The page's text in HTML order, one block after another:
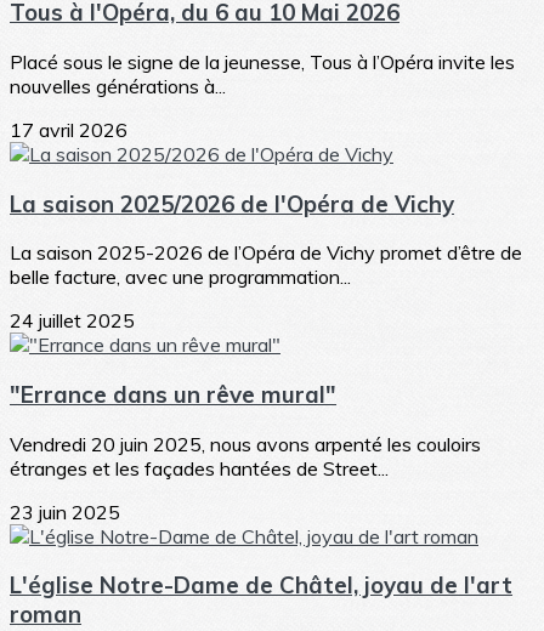
Tous à l'Opéra, du 6 au 10 Mai 2026
Placé sous le signe de la jeunesse, Tous à l’Opéra invite les
nouvelles générations à...
17 avril 2026
La saison 2025/2026 de l'Opéra de Vichy
La saison 2025-2026 de l’Opéra de Vichy promet d’être de
belle facture, avec une programmation...
24 juillet 2025
"Errance dans un rêve mural"
Vendredi 20 juin 2025, nous avons arpenté les couloirs
étranges et les façades hantées de Street...
23 juin 2025
L'église Notre-Dame de Châtel, joyau de l'art
roman